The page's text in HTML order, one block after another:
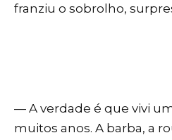
franziu o sobrolho,
— A verdade é que vivi
muitos anos. A barba, a